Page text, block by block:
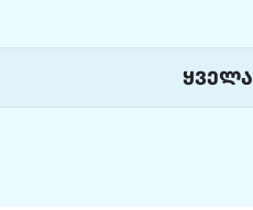
ყველა